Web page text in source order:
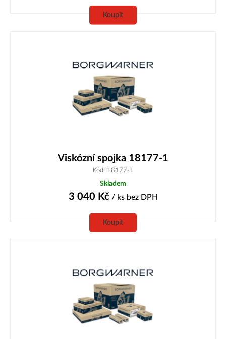
Koupit
Viskózní spojka 18177-1
Kód: 18177-1
Skladem
3 040 Kč/ ks bez DPH
Koupit